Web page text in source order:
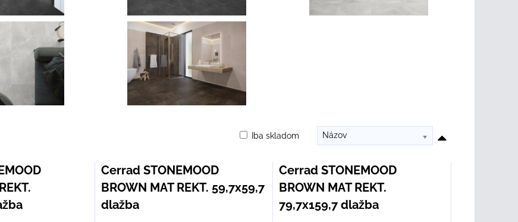
Názov
Iba skladom
Cerrad STONEMOOD
BROWN MAT REKT. 59,7x59,7
dlažba
Cerrad STONEMOOD
BROWN MAT REKT.
79,7x159,7 dlažba